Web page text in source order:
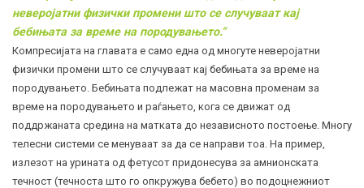
неверојатни физички промени што се случуваат кај
бебињата за време на породувањето.“
Компресијата на главата е само една од многуте неверојатни
физички промени што се случуваат кај бебињата за време на
породувањето. Бебињата подлежат на масовна променам за
време на породувањето и раѓањето, кога се движат од
поддржаната средина на матката до независното постоење. Многу
телесни системи се менуваат за да се направи тоа. На пример,
излезот на урината од фетусот придонесува за амнионската
течност (течноста што го опкружува бебето) во подоцнежниот